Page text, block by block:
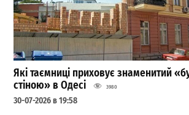
Які таємниці приховує знаменитий
стіною» в Одесі
3980
30-07-2026 в 19:58